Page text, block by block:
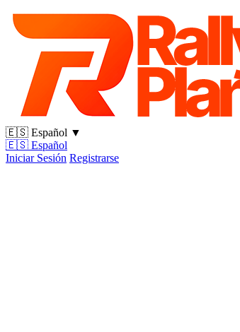
🇪🇸 Español ▼
🇪🇸 Español
Iniciar Sesión Registrarse